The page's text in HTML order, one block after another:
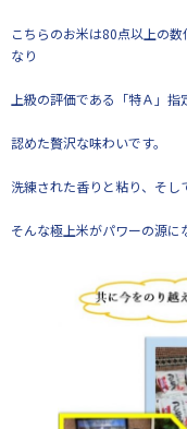
こちらのお米は80点以上の
なり
上級の評価である「特Ａ」
認めた贅沢な味わいです。
洗練された香りと粘り、そし
そんな極上米がパワーの源に